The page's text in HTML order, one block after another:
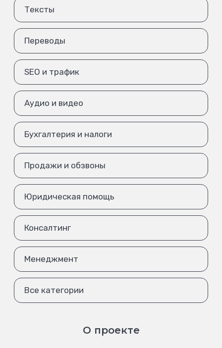
Тексты
Переводы
SEO и трафик
Аудио и видео
Бухгалтерия и налоги
Продажи и обзвоны
Юридическая помощь
Консалтинг
Менеджмент
Все категории
О проекте